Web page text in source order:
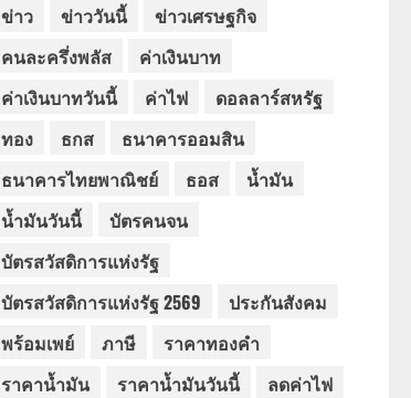
ข่าว
ข่าววันนี้
ข่าวเศรษฐกิจ
คนละครึ่งพลัส
ค่าเงินบาท
ค่าเงินบาทวันนี้
ค่าไฟ
ดอลลาร์สหรัฐ
ทอง
ธกส
ธนาคารออมสิน
ธนาคารไทยพาณิชย์
ธอส
น้ำมัน
น้ำมันวันนี้
บัตรคนจน
บัตรสวัสดิการแห่งรัฐ
บัตรสวัสดิการแห่งรัฐ 2569
ประกันสังคม
พร้อมเพย์
ภาษี
ราคาทองคำ
ราคาน้ำมัน
ราคาน้ำมันวันนี้
ลดค่าไฟ